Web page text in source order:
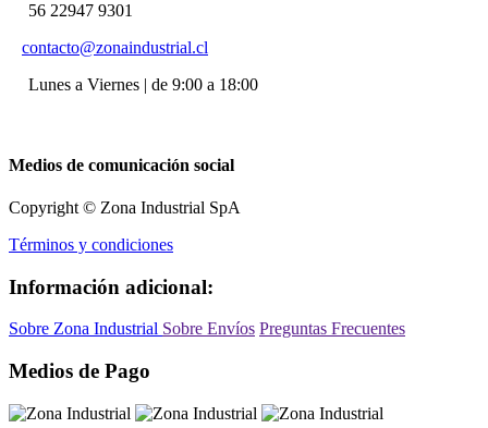
56 22947 9301
contacto@zonaindustrial.cl
Lunes a Viernes | de 9:00 a 18:00
Medios de comunicación social
Copyright © Zona Industrial SpA
Términos y condiciones
Información adicional:
Sobre Zona Industrial Sobre Envíos Preguntas Frecuentes
Medios de Pago